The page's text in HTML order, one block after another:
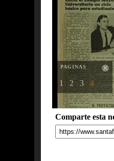
PAGINAS
1 2 3 4
Comparte esta